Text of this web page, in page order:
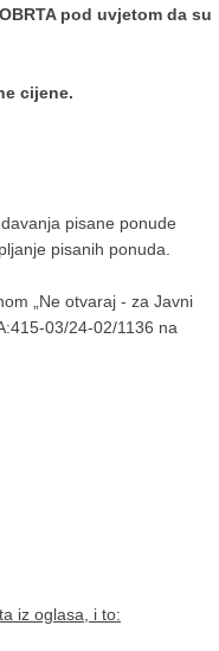
pod uvjetom da su
cijene.
pisane ponude
pisanih ponuda.
„Ne otvaraj - za Javni
03/24-02/1136 na
iz oglasa, i to: